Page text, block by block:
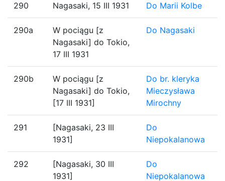
290 Nagasaki, 15 III 1931 Do Marii Kolbe
290a
W pociągu [z
Nagasaki] do Tokio,
17 III 1931
Do Nagasaki
290b
W pociągu [z
Nagasaki] do Tokio,
[17 III 1931]
Do br. kleryka
Mieczysława
Mirochny
291
[Nagasaki, 23 III
1931]
Do
Niepokalanowa
292
[Nagasaki, 30 III
1931]
Do
Niepokalanowa